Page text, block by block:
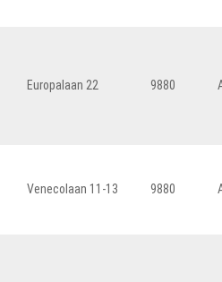
Europalaan 22 9880
Venecolaan 11-13 9880